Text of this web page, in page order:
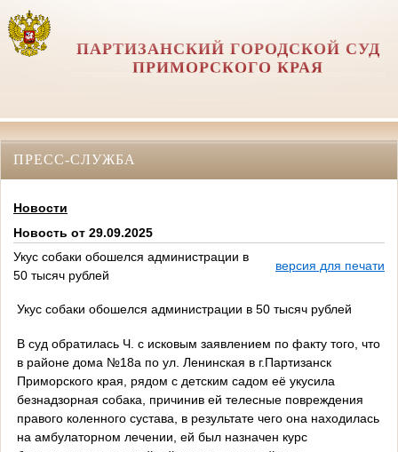
ПАРТИЗАНСКИЙ ГОРОДСКОЙ СУД
ПРИМОРСКОГО КРАЯ
ПРЕСС-СЛУЖБА
Новости
Новость от 29.09.2025
Укус собаки обошелся администрации в
50 тысяч рублей
версия для печати
Укус собаки обошелся администрации в 50 тысяч рублей
В суд обратилась Ч. с исковым заявлением по факту того, что
в районе дома №18а по ул. Ленинская в г.Партизанск
Приморского края, рядом с детским садом её укусила
безнадзорная собака, причинив ей телесные повреждения
правого коленного сустава, в результате чего она находилась
на амбулаторном лечении, ей был назначен курс